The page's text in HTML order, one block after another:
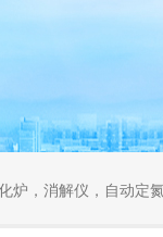
消解仪，自动定氮仪，